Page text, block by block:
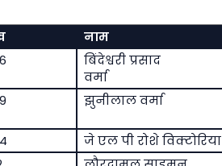
नाम
बिंदेश्वरी प्रसाद
वर्मा
झुनीलाल वर्मा
जे एल पी रोशे विक्टोरिया